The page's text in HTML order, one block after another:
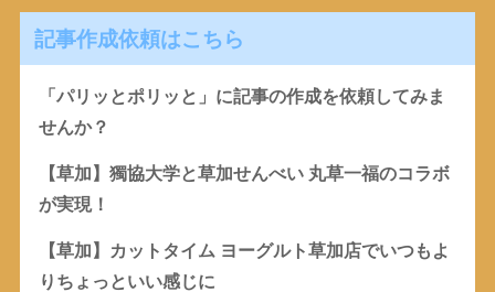
記事作成依頼はこちら
「パリッとポリッと」に記事の作成を依頼してみま
せんか？
【草加】獨協大学と草加せんべい 丸草一福のコラボ
が実現！
【草加】カットタイム ヨーグルト草加店でいつもよ
りちょっといい感じに